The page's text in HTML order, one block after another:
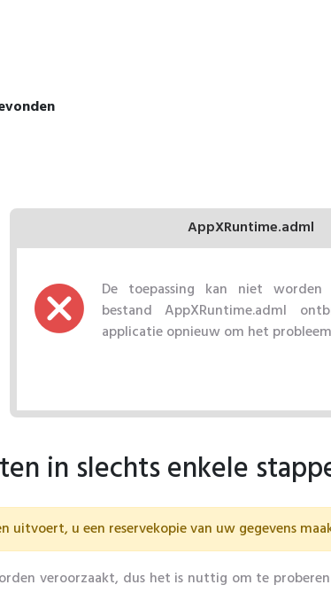
AppXRuntime.adml
De toepassing kan niet
bestand AppXRuntime.adml
applicatie opnieuw om het
in slechts enkele
u een reservekopie van uw gegevens
veroorzaakt, dus het is nuttig om te